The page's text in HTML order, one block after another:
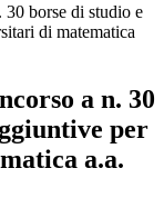
borse di studio e
di matematica
a n. 30
per
a.a.